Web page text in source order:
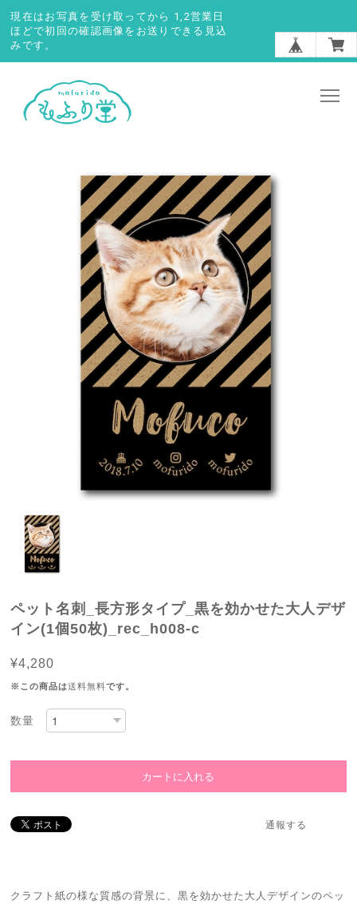
現在はお写真を受け取ってから 1,2営業日
ほどで初回の確認画像をお送りできる見込
みです。
ペット名刺_長方形タイプ_黒を効かせた大人デザ
イン(1個50枚)_rec_h008-c
¥4,280
※この商品は送料無料です。
数量
通報する
クラフト紙の様な質感の背景に、黒を効かせた大人デザインのペッ